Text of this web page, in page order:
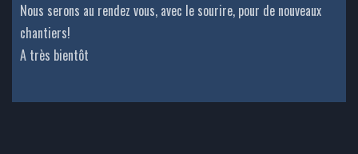
Nous serons au rendez vous, avec le sourire, pour de nouveaux
chantiers!
A très bientôt